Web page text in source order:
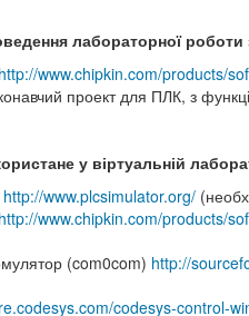
лабораторної
http://www.chipkin.com/products/
проект для ПЛК, з
у віртуальній
http://www.plcsimulator.org/
http://www.chipkin.com/products/
(com0com) http://
codesys-control-